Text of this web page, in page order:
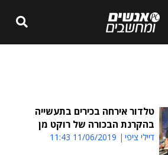
טלדור אירחה בכירים בתעשייה
בהקרנת הבכורה של רוקט מן
דיילי ציפי 11/06/2019 11:43